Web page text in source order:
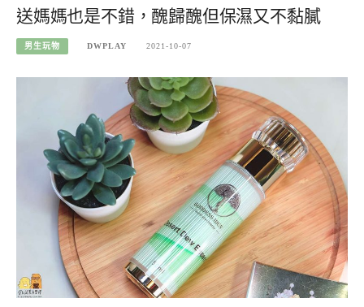
送媽媽也是不錯，醜歸醜但保濕又不黏膩
男生玩物 DWPLAY 2021-10-07